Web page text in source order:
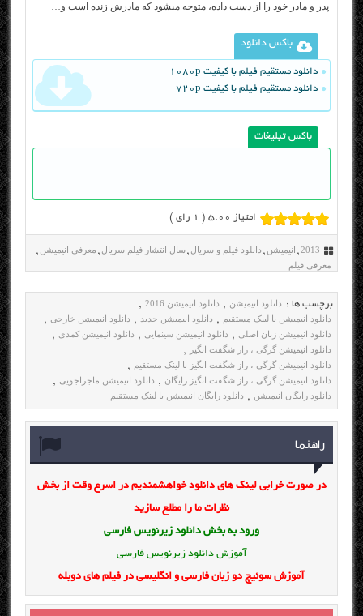
پدر و مادر خود را از دست داده، متوجه میشود که مادرش زنده است و…
باکس دانلود
دانلود مستقیم فیلم با کیفیت 1080p
دانلود مستقیم فیلم با کیفیت 720p
باکس تبلیغات
امتیاز 5.00 ( 1 رای )
2013
, انیمیشن , دانلود فیلم و سریال ,سال انتشار فیلم سریال , معرفی انیمیشن ,
معرفی فیلم
برچسب ها : دانلود انیمیشن , دانلود انیمیشن 2016 ,
دانلود انیمیشن با لینک مستقیم , دانلود انیمیشن جدید , دانلود انیمیشن خارجی ,
دانلود انیمیشن زبان اصلی , دانلود انیمیشن سینمایی , دانلود انیمیشن کمدی ,
دانلود انیمیشن گرگی ، راز شگفت انگیز ,
دانلود انیمیشن گرگی ، راز شگفت انگیز با لینک مستقیم ,
دانلود انیمیشن گرگی ، راز شگفت انگیز رایگان , دانلود انیمیشن ماجراجویی ,
دانلود رایگان انیمیشن , دانلود رایگان انیمیشن با لینک مستقیم
راهنما
در صورت خرابی لینک های دانلود خواهشمندیم در اسرع وقت از بخش
نظرات ما را مطلع سازید
ورود به بخش دانلود زیرنویس فارسی
آموزش دانلود زیرنویس فارسی
آموزش سوئیچ دو زبان فارسی و انگلیسی در فیلم های دوبله